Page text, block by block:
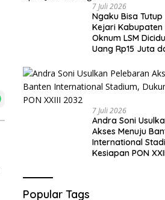
7 Juli 2026
Ngaku Bisa
Kejari
Oknum LSM
Uang Rp15 Juta
7 Juli 2026
Andra Soni
Akses Menuju
International
Kesiapan PON
Popular Tags